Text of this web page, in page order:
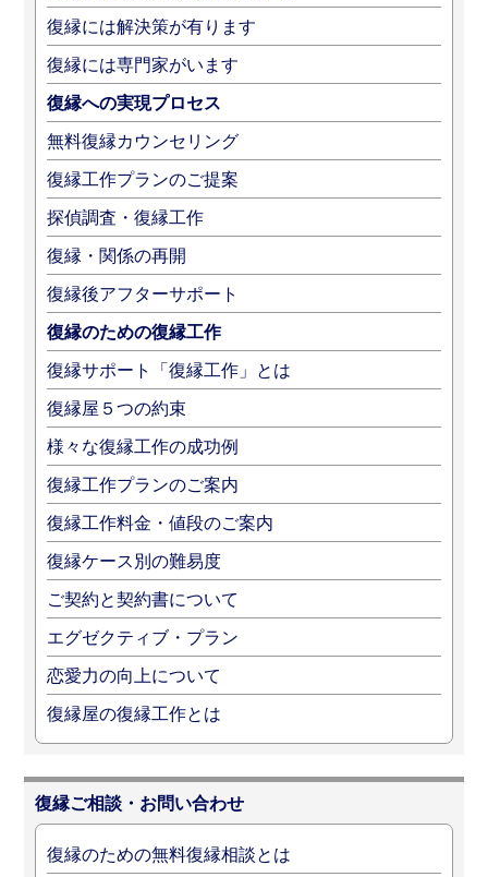
復縁には解決策が有ります
復縁には専門家がいます
復縁への実現プロセス
無料復縁カウンセリング
復縁工作プランのご提案
探偵調査・復縁工作
復縁・関係の再開
復縁後アフターサポート
復縁のための復縁工作
復縁サポート「復縁工作」とは
復縁屋５つの約束
様々な復縁工作の成功例
復縁工作プランのご案内
復縁工作料金・値段のご案内
復縁ケース別の難易度
ご契約と契約書について
エグゼクティブ・プラン
恋愛力の向上について
復縁屋の復縁工作とは
復縁ご相談・お問い合わせ
復縁のための無料復縁相談とは